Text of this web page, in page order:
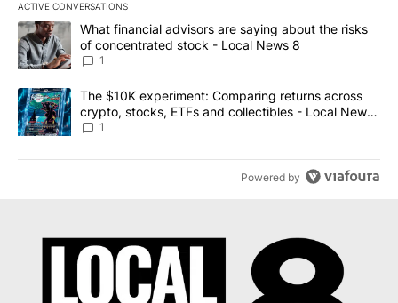
ACTIVE CONVERSATIONS
The following is a list of the most commented articles in the last
A trending article titled "What financial advisors are saying
What financial advisors are saying about the risks
of concentrated stock - Local News 8
1
A trending article titled "The $10K experiment: Comparing
The $10K experiment: Comparing returns across
crypto, stocks, ETFs and collectibles - Local News
8
1
Powered by